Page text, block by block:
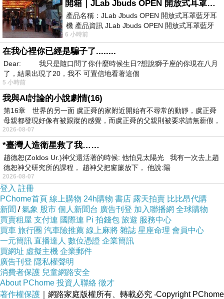
否則為何再再迴避 …
原告對成果圖提出六大疑慮呢?!
(2)不具備其他要件之情形
又是如何判定?
原告於民國109年 11月22日陳遞訴狀
向貴院
修正過並有主任簽章的成果圖函寄於原告
法官大人您為何置之不理?
原告尚未收穫芭樂地政 修正過並有主任簽章的成
果圖
不就具備需求要件,
為何法院不理會、不肯提供
正確版的成果圖
大人您…
裁定同時沒有先入為主預設立場嗎?
起訴程序沒有護航路霸強佔道路嗎?
自由心證沒有凌駕平衡對等之上
法院理由第二項
本件原告起訴請求拆屋還地即損害賠償事件
依原告起訴記載其應受判決事項之聲明不明確特
開箱｜JLab Jbuds OPEN 開放式耳罩藍牙耳機 - 設計美學，輕巧、透氣、環境音全物理達成！
產品名稱：JLab Jbuds OPEN 開放式耳罩藍牙耳
機 產品資訊 JLab Jbuds OPEN 開放式耳罩藍牙
耳機評語：非常有特色，值得喜愛美型工
6 小時前
在我心裡你已經是騙子了........
Dear: 我只是隨口問了你什麼時候生日?想說獅子座的你現在八月
了，結果出現了20，我不 可置信地看著這個
5 小時前
我與AI討論的小說劇情(16)
第16章 世界的另一面 虞正舜的家附近開始有不尋常的動靜，虞正舜
母親都發現好像有被跟蹤的感覺，而虞正舜的父親則被要求請無薪假，
2026-08-07
*臺灣人造衛星救了我……
趙德恕(Zoldos Ur.)神父還活著的時候: 他怕見太陽光 我有一次去上趙
德恕神父研究所的課程， 趙神父把窗簾放下， 他說:陽
2026-08-07
登入 註冊
PChome首頁 線上購物 24h購物 書店 露天拍賣 比比昂代購
新聞 /氣象 股市 個人新聞台 廣告刊登 加入聯播網 全球購物
買賣租屋 支付連 國際連 Pi 拍錢包 旅遊 服務中心
買車 旅行團 汽車險推薦 線上麻將 雜誌 星座命理 會員中心
一元簡訊 直播達人 數位憑證 企業簡訊
買網址 虛擬主機 企業郵件
廣告刊登 隱私權聲明
消費者保護 兒童網路安全
About PChome 投資人聯絡 徵才
著作權保護 ｜網路家庭版權所有、轉載必究 ‧Copyright PChome